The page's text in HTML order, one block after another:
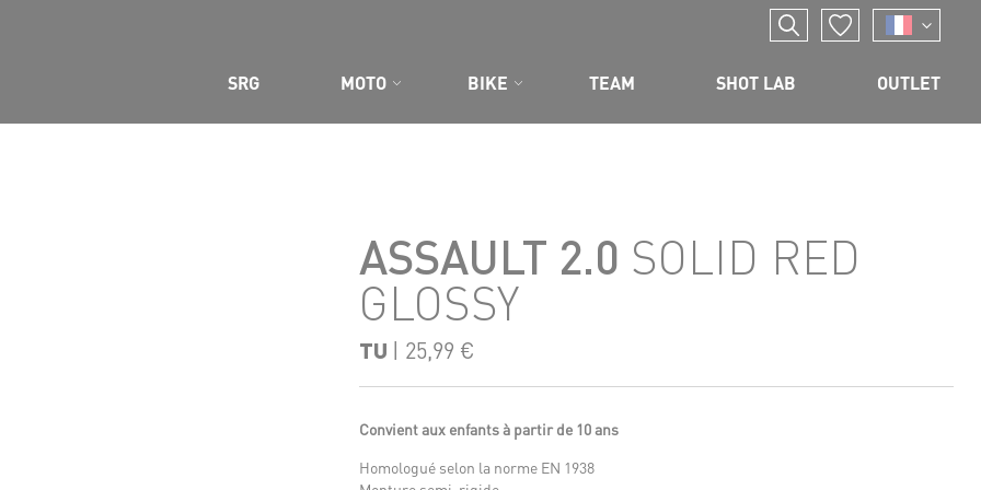
SRG
MOTO BIKE TEAM SHOT LAB OUTLET
ASSAULT 2.0 SOLID RED
GLOSSY
TU | 25,99 €
Convient aux enfants à partir de 10 ans
Homologué selon la norme EN 1938